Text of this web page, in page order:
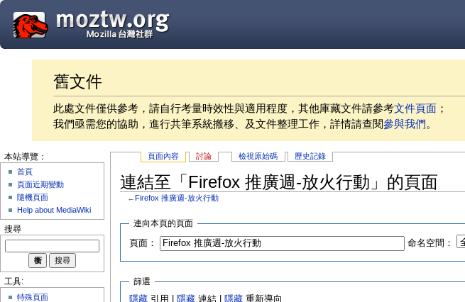
舊文件
此處文件僅供參考，請自行考量時效性與適用程度，其他庫藏文件請參考文件頁面 ；
我們亟需您的協助，進行共筆系統搬移、及文件整理工作，詳情請查閱參與我們。
頁面內容 討論 檢視原始碼 歷史記錄
連結至「Firefox 推廣週-放火行動」的頁面
← Firefox 推廣週-放火行動
連向本頁的頁面
頁面： 命名空間：
篩選
隱藏 引用 | 隱藏 連結 | 隱藏 重新導向
本站導覽：
首頁
頁面近期變動
隨機頁面
Help about MediaWiki
搜尋
工具:
特殊頁面